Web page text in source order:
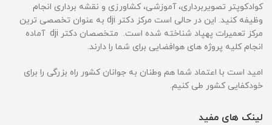
کوادکوپتر تصویربرداری، آموزشی، کشاورزی و نقشه برداری انجام
وظیفه کنید. این در حالی است مرکز دکتر dji به عنوان تخصصی ترین
مرکز تعمیرات پهپاد شناخته شده است. متخصصان دکتر dji آماده
انجام کلیه پروژه های هوافضایی برای شما را دارند.
امید است با اعتماد شما هم وطنان به جوانان کشور راه بزرگی را برای
خودکفایی کشور طی کنیم.
لینک های مفید